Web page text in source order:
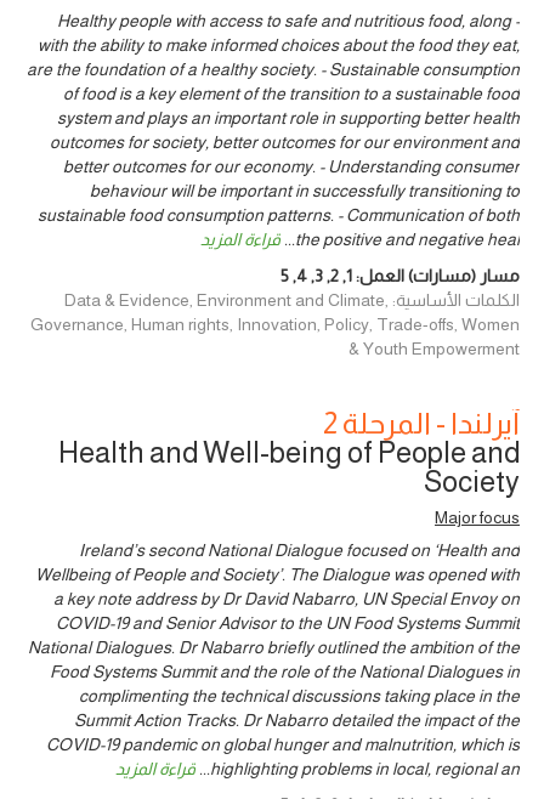
- Healthy people with access to safe and nutritious food, along
with the ability to make informed choices about the food they eat,
are the foundation of a healthy society. - Sustainable consumption
of food is a key element of the transition to a sustainable food
system and plays an important role in supporting better health
outcomes for society, better outcomes for our environment and
better outcomes for our economy. - Understanding consumer
behaviour will be important in successfully transitioning to
sustainable food consumption patterns. - Communication of both
the positive and negative heal
... قراءة المزيد
مسار (مسارات) العمل:1
,
2
,
3
,
4
,
5
الكلمات الأساسية: Data & Evidence, Environment and Climate,
Governance, Human rights, Innovation, Policy, Trade-offs, Women
& Youth Empowerment
آيرلندا - المرحلة 2
Health and Well-being of People and
Society
Major focus
Ireland’s second National Dialogue focused on ‘Health and
Wellbeing of People and Society’. The Dialogue was opened with
a key note address by Dr David Nabarro, UN Special Envoy on
COVID-19 and Senior Advisor to the UN Food Systems Summit
National Dialogues. Dr Nabarro briefly outlined the ambition of the
Food Systems Summit and the role of the National Dialogues in
complimenting the technical discussions taking place in the
Summit Action Tracks. Dr Nabarro detailed the impact of the
COVID-19 pandemic on global hunger and malnutrition, which is
highlighting problems in local, regional an
... قراءة المزيد